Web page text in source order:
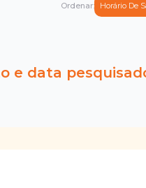
Ordenar: Horário De
e data